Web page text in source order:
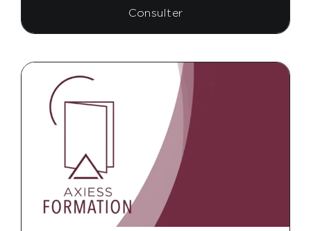
Consulter